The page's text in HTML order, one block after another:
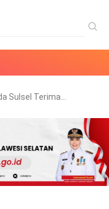
Sulsel Terima…